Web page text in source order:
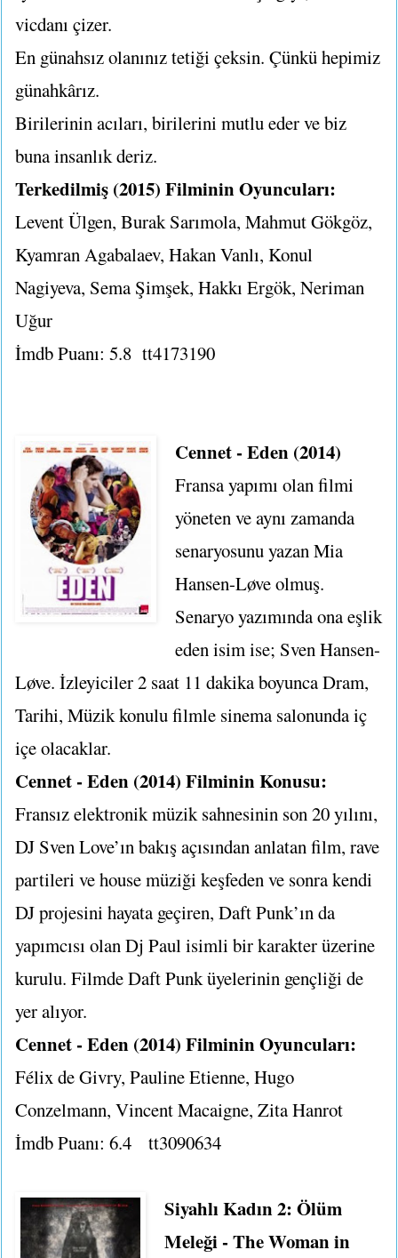
vicdanı çizer.
En günahsız olanınız tetiği çeksin. Çünkü hepimiz
günahkârız.
Birilerinin acıları, birilerini mutlu eder ve biz
buna insanlık deriz.
Terkedilmiş (2015) Filminin Oyuncuları:
Levent Ülgen, Burak Sarımola, Mahmut Gökgöz,
Kyamran Agabalaev, Hakan Vanlı, Konul
Nagiyeva, Sema Şimşek, Hakkı Ergök, Neriman
Uğur
İmdb Puanı: 5.8 tt4173190
Cennet - Eden (2014)
Fransa yapımı olan filmi
yöneten ve aynı zamanda
senaryosunu yazan Mia
Hansen-Løve olmuş.
Senaryo yazımında ona eşlik
eden isim ise; Sven Hansen-
Løve. İzleyiciler 2 saat 11 dakika boyunca Dram,
Tarihi, Müzik konulu filmle sinema salonunda iç
içe olacaklar.
Cennet - Eden (2014) Filminin Konusu:
Fransız elektronik müzik sahnesinin son 20 yılını,
DJ Sven Love’ın bakış açısından anlatan film, rave
partileri ve house müziği keşfeden ve sonra kendi
DJ projesini hayata geçiren, Daft Punk’ın da
yapımcısı olan Dj Paul isimli bir karakter üzerine
kurulu. Filmde Daft Punk üyelerinin gençliği de
yer alıyor.
Cennet - Eden (2014) Filminin Oyuncuları:
Félix de Givry, Pauline Etienne, Hugo
Conzelmann, Vincent Macaigne, Zita Hanrot
İmdb Puanı: 6.4 tt3090634
Siyahlı Kadın 2: Ölüm
Meleği - The Woman in